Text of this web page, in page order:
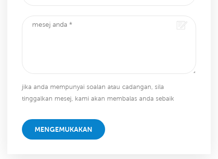
jika anda mempunyai soalan atau cadangan, sila
tinggalkan mesej, kami akan membalas anda sebaik
MENGEMUKAKAN